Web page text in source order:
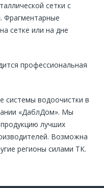
сетки с
Фрагментарные
сетке или на дне
профессиональная
системы водоочистки в
«ДаблДом». Мы
лучших
Возможна
регионы силами ТК.